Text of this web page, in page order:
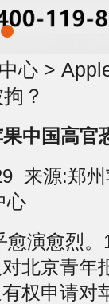
心 >
？
中国高官
来源:郑
心
演愈烈。
北京青年
权申请对